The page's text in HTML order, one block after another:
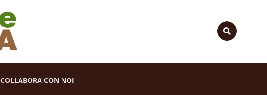
COLLABORA CON NOI